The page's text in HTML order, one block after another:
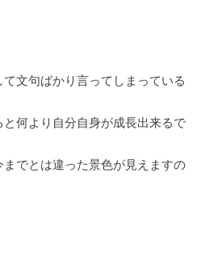
文句ばかり言ってしまっている
何より自分自身が成長出来るで
でとは違った景色が見えますの